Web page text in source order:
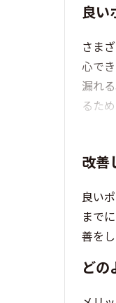
良い
さま
心で
漏れ
るた
改善
良い
まで
善を
どの